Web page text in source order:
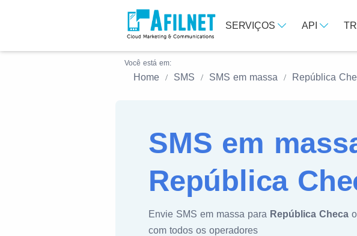
SERVIÇOS API
Você está em:
Home SMS SMS em massa República
SMS em
República
Envie SMS em massa para República Checa
com todos os operadores